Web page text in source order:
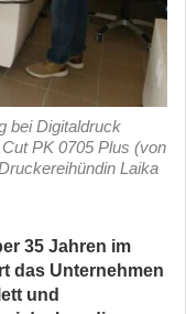
bei Digitaldruck
PK 0705 Plus (von
Laika
35 Jahren im
das Unternehmen
und